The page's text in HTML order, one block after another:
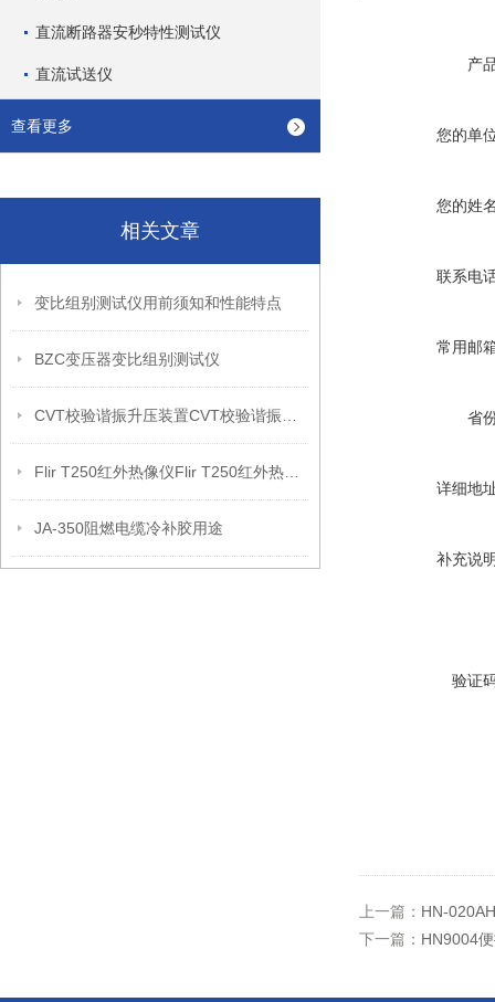
直流断路器安秒特性测试仪
直流试送仪
查看更多
相关文章
变比组别测试仪用前须知和性能特点
BZC变压器变比组别测试仪
JA-350阻燃电缆冷补胶用途
产
您的单
您的姓
联系电
常用邮
省
详细地
补充说
验证
上一篇： HN-
下一篇： HN9004